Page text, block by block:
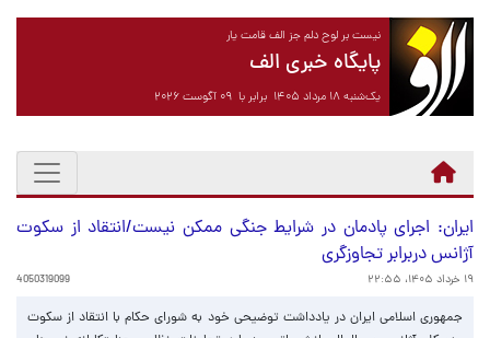
نیست بر لوح دلم جز الف قامت یار
پایگاه خبری الف
یک‌شنبه ۱۸ مرداد ۱۴۰۵ برابر با ۰۹ آگوست ۲۰۲۶
ایران: اجرای پادمان در شرایط جنگی ممکن نیست/انتقاد از سکوت
آژانس دربرابر تجاوزگری
۱۹ خرداد ۱۴۰۵، ۲۲:۵۵ 4050319099
جمهوری اسلامی ایران در یادداشت توضیحی خود به شورای حکام با انتقاد از سکوت